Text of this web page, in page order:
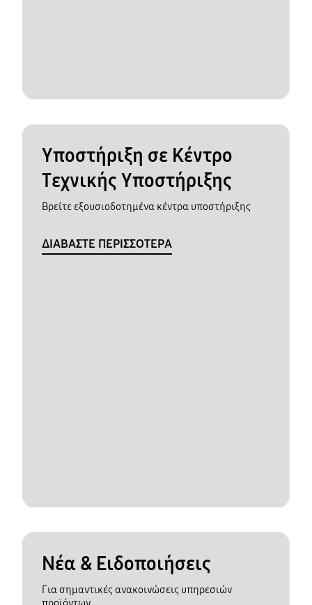
Υποστήριξη σε Κέντρο
Τεχνικής Υποστήριξης
Βρείτε εξουσιοδοτημένα κέντρα υποστήριξης
ΔΙΑΒΑΣΤΕ ΠΕΡΙΣΣΟΤΕΡΑ
Νέα & Ειδοποιήσεις
Για σημαντικές ανακοινώσεις υπηρεσιών